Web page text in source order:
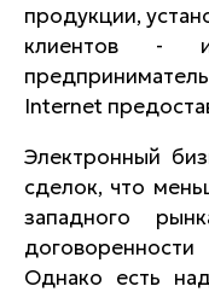
продукции,
клиентов -
Internet
Электронный
сделок, что
западного
Однако есть